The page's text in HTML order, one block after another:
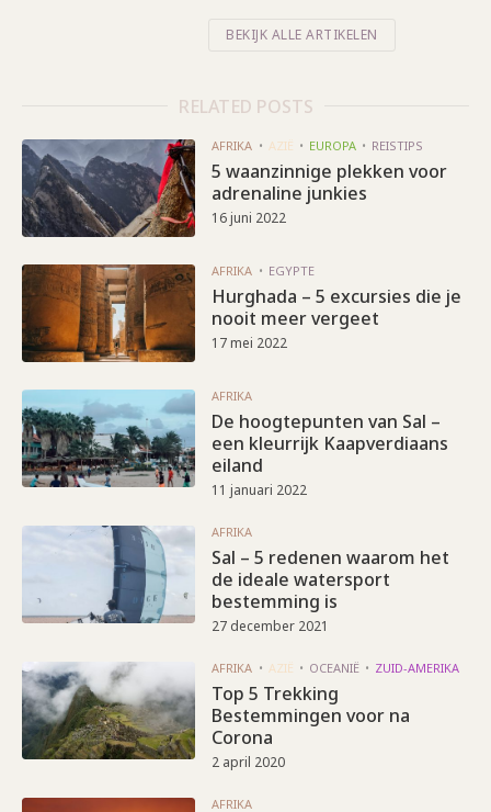
BEKIJK ALLE ARTIKELEN
RELATED POSTS
AFRIKA AZIË EUROPA REISTIPS
5 waanzinnige plekken voor
adrenaline junkies
16 juni 2022
AFRIKA EGYPTE
Hurghada – 5 excursies die je
nooit meer vergeet
17 mei 2022
AFRIKA
De hoogtepunten van Sal –
een kleurrijk Kaapverdiaans
eiland
11 januari 2022
AFRIKA
Sal – 5 redenen waarom het
de ideale watersport
bestemming is
27 december 2021
AFRIKA AZIË OCEANIË ZUID-AMERIKA
Top 5 Trekking
Bestemmingen voor na
Corona
2 april 2020
AFRIKA